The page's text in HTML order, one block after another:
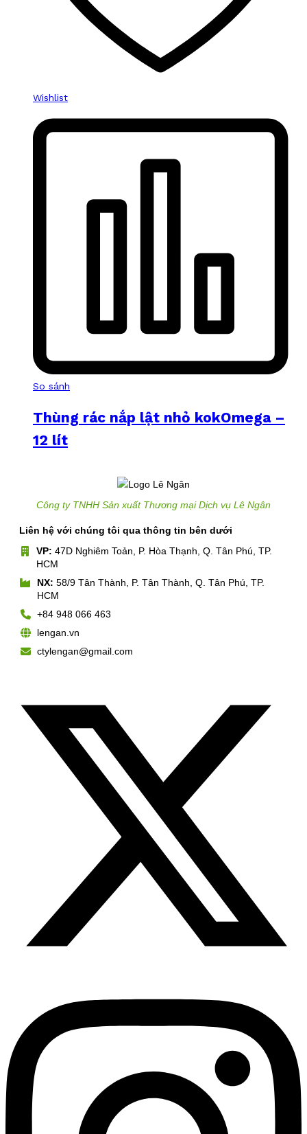
Wishlist
So sánh
Thùng rác nắp lật nhỏ kokOmega –
12 lít
Công ty TNHH Sản xuất Thương mại Dịch vụ Lê Ngân
Liên hệ với chúng tôi qua thông tin bên dưới
VP: 47D Nghiêm Toản, P. Hòa Thạnh, Q. Tân Phú, TP.
HCM
NX: 58/9 Tân Thành, P. Tân Thành, Q. Tân Phú, TP.
HCM
+84 948 066 463
lengan.vn
ctylengan@gmail.com